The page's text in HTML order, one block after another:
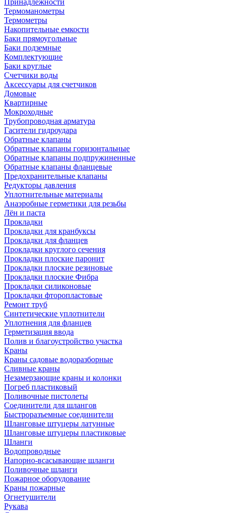
Термоманометры
Термометры
Накопительные емкости
Баки прямоугольные
Баки подземные
Комплектующие
Баки круглые
Счетчики воды
Аксессуары для счетчиков
Домовые
Квартирные
Мокроходные
Трубопроводная арматура
Гасители гидроудара
Обратные клапаны
Обратные клапаны горизонтальные
Обратные клапаны подпружиненные
Обратные клапаны фланцевые
Предохранительные клапаны
Редукторы давления
Уплотнительные материалы
Анаэробные герметики для резьбы
Лён и паста
Прокладки
Прокладки для кранбуксы
Прокладки для фланцев
Прокладки круглого сечения
Прокладки плоские паронит
Прокладки плоские резиновые
Прокладки плоские Фибра
Прокладки силиконовые
Прокладки фторопластовые
Ремонт труб
Синтетические уплотнители
Уплотнения для фланцев
Герметизация ввода
Полив и благоустройство участка
Краны
Краны садовые водоразборные
Сливные краны
Незамерзающие краны и колонки
Погреб пластиковый
Поливочные пистолеты
Соединители для шлангов
Быстроразъемные соединители
Шланговые штуцеры латунные
Шланговые штуцеры пластиковые
Шланги
Водопроводные
Напорно-всасывающие шланги
Поливочные шланги
Пожарное оборудование
Краны пожарные
Огнетушители
Рукава